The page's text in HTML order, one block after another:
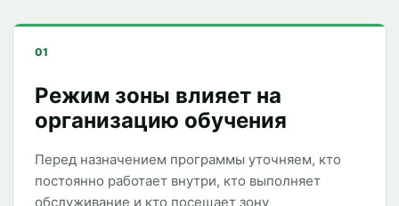
01
Режим зоны влияет на
организацию обучения
Перед назначением программы уточняем, кто
постоянно работает внутри, кто выполняет
обслуживание и кто посещает зону